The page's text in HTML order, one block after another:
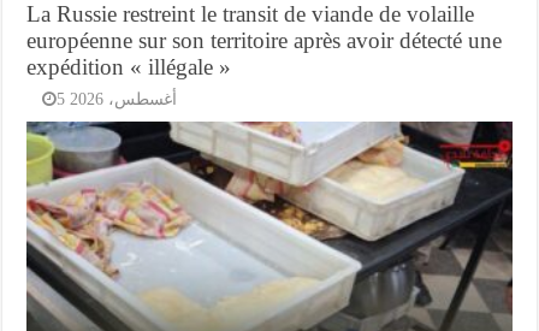
La Russie restreint le transit de viande de volaille
européenne sur son territoire après avoir détecté une
expédition « illégale »
5 أغسطس، 2026